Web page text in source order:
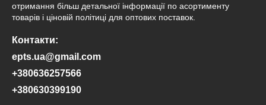
отримання більш детальної інформації по асортименту
товарів і ціновій політиці для оптових поставок.
Контакти:
epts.ua@gmail.com
+380636257566
+380630399190